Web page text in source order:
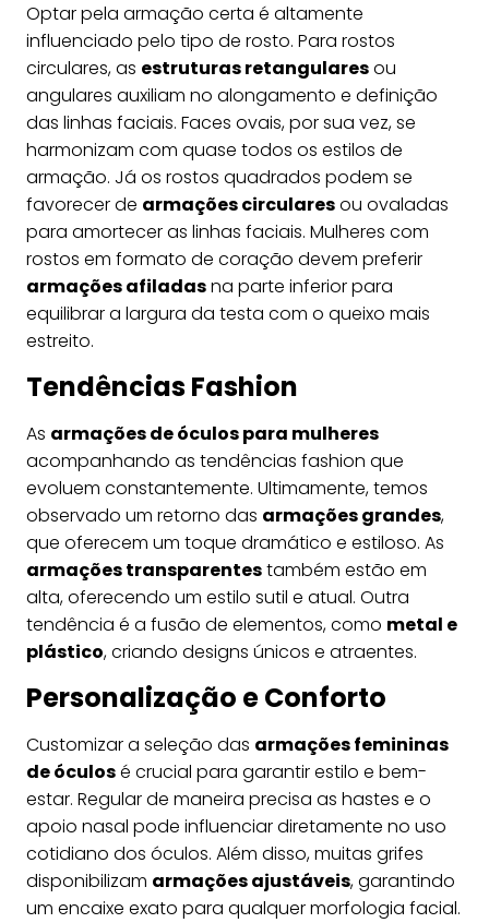
Optar pela armação certa é altamente
influenciado pelo tipo de rosto. Para rostos
circulares, as estruturas retangularesou
angulares auxiliam no alongamento e definição
das linhas faciais. Faces ovais, por sua vez, se
harmonizam com quase todos os estilos de
armação. Já os rostos quadrados podem se
favorecer de armações circularesou ovaladas
para amortecer as linhas faciais. Mulheres com
rostos em formato de coração devem preferir
armações afiladasna parte inferior para
equilibrar a largura da testa com o queixo mais
estreito.
Tendências Fashion
As armações de óculos para mulheres
acompanhando as tendências fashion que
evoluem constantemente. Ultimamente, temos
observado um retorno das armações grandes,
que oferecem um toque dramático e estiloso. As
armações transparentestambém estão em
alta, oferecendo um estilo sutil e atual. Outra
tendência é a fusão de elementos, como metal e
plástico, criando designs únicos e atraentes.
Personalização e Conforto
Customizar a seleção das armações femininas
de óculosé crucial para garantir estilo e bem-
estar. Regular de maneira precisa as hastes e o
apoio nasal pode influenciar diretamente no uso
cotidiano dos óculos. Além disso, muitas grifes
disponibilizam armações ajustáveis, garantindo
um encaixe exato para qualquer morfologia facial.